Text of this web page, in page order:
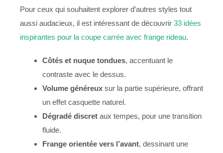
Pour ceux qui souhaitent explorer d’autres styles tout
aussi audacieux, il est intéressant de découvrir 33 idées
inspirantes pour la coupe carrée avec frange rideau.
Côtés et nuque tondues, accentuant le
contraste avec le dessus.
Volume généreux sur la partie supérieure, offrant
un effet casquette naturel.
Dégradé discret aux tempes, pour une transition
fluide.
Frange orientée vers l’avant, dessinant une